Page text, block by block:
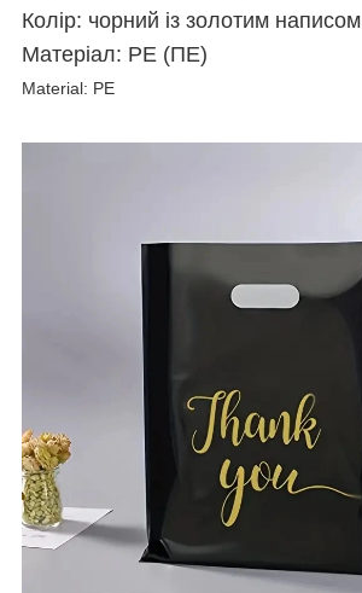
Колір: чорний із золотим написом
Матеріал: PE (ПЕ)
Material: PE